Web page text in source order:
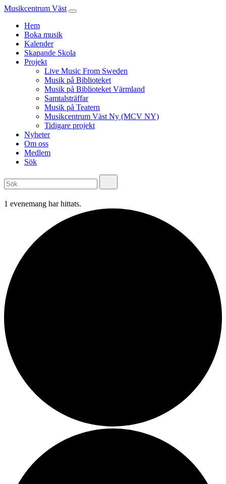
Musikcentrum Väst
Hem
Boka musik
Kalender
Skapande Skola
Projekt
Live Music From Sweden
Musik på Biblioteket
Musik på Biblioteket Värmland
Samtalsträffar
Musik på Teatern
Musikcentrum Väst Ny (MCV NY)
Tidigare projekt
Nyheter
Om oss
Medlem
Sök
1 evenemang har hittats.